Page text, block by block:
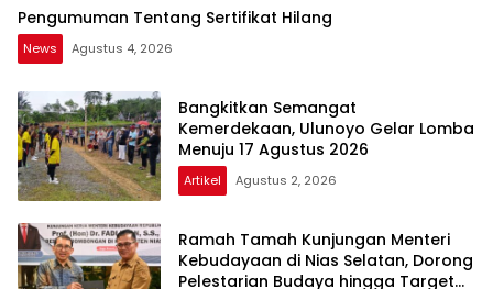
Pengumuman Tentang Sertifikat Hilang
News Agustus 4, 2026
Bangkitkan Semangat
Kemerdekaan, Ulunoyo Gelar Lomba
Menuju 17 Agustus 2026
Artikel Agustus 2, 2026
Ramah Tamah Kunjungan Menteri
Kebudayaan di Nias Selatan, Dorong
Pelestarian Budaya hingga Target